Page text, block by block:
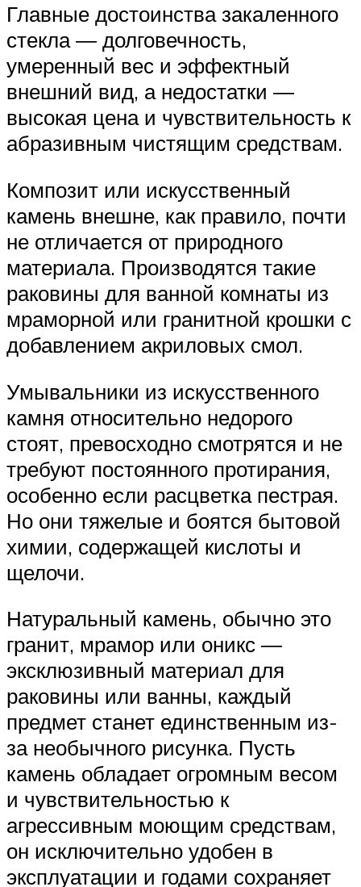
Главные достоинства закаленного
стекла ― долговечность,
умеренный вес и эффектный
внешний вид, а недостатки ―
высокая цена и чувствительность к
абразивным чистящим средствам.
Композит или искусственный
камень внешне, как правило, почти
не отличается от природного
материала. Производятся такие
раковины для ванной комнаты из
мраморной или гранитной крошки с
добавлением акриловых смол.
Умывальники из искусственного
камня относительно недорого
стоят, превосходно смотрятся и не
требуют постоянного протирания,
особенно если расцветка пестрая.
Но они тяжелые и боятся бытовой
химии, содержащей кислоты и
щелочи.
Натуральный камень, обычно это
гранит, мрамор или оникс ―
эксклюзивный материал для
раковины или ванны, каждый
предмет станет единственным из-
за необычного рисунка. Пусть
камень обладает огромным весом
и чувствительностью к
агрессивным моющим средствам,
он исключительно удобен в
эксплуатации и годами сохраняет